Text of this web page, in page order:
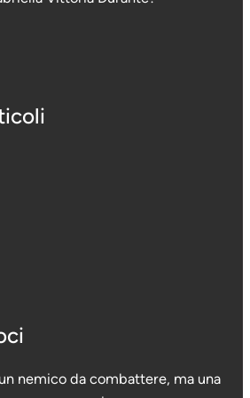
nemico da combattere, ma una